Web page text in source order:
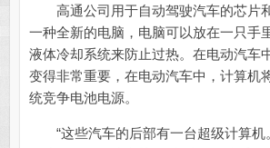
高通公司用于自动驾驶汽车的芯片
一种全新的电脑，电脑可以放在一只手
液体冷却系统来防止过热。在电动汽车
变得非常重要，在电动汽车中，计算机
统竞争电池电源。
“这些汽车的后部有一台超级计算机